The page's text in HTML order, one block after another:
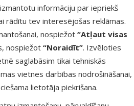
informāciju par iepriekš
rādītu tev interesējošas reklāmas.
nospiežot “Atļaut visas
nospiežot “Noraidīt”. Izvēloties
saglabāsim tikai tehniskās
vietnes darbības nodrošināšanai,
lietotāja piekrišana.
eksotiskajiem
Kampaņa: Vasara
turpinās – atlaides katrai
gaumei!
Produkti nav atrasti